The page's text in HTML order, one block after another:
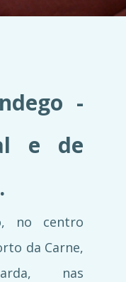
-
e de
no centro
da Carne,
nas